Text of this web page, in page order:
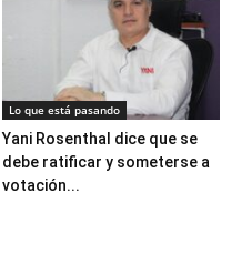
Lo que está pasando
Yani Rosenthal dice que se
debe ratificar y someterse a
votación...